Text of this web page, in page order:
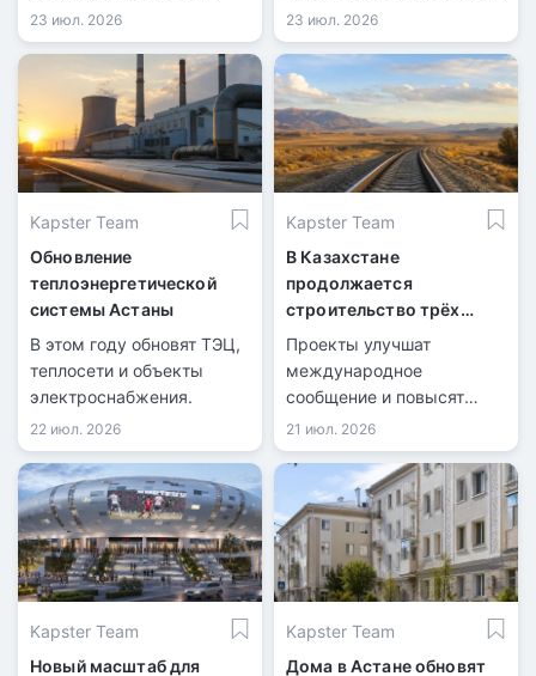
принципу «комната за
комнату».
23 июл. 2026
втором полугодии.
23 июл. 2026
Kapster Team
Обновление
теплоэнергетической
системы Астаны
В этом году обновят ТЭЦ,
теплосети и объекты
электроснабжения.
22 июл. 2026
Kapster Team
В Казахстане
продолжается
строительство трёх
железнодорожных линий
Проекты улучшат
международное
сообщение и повысят
эффективность
перевозок.
21 июл. 2026
Kapster Team
Новый масштаб для
Kapster Team
Дома в Астане обновят